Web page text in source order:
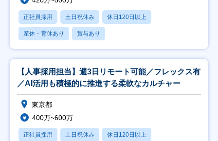
正社員採用 土日祝休み 休日120日以上
産休・育休あり 賞与あり
【人事採用担当】週3日リモート可能／フレックス有
／AI活用も積極的に推進する柔軟なカルチャー
東京都
400万~600万
正社員採用 土日祝休み 休日120日以上